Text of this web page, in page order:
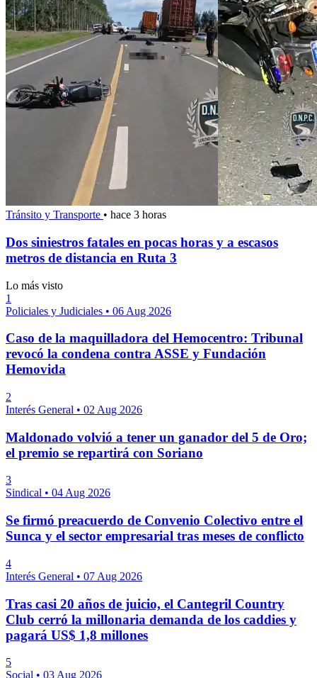
Tránsito y Transporte • hace 3 horas
Dos siniestros fatales en pocas horas y a escasos
metros de distancia en Ruta 3
Lo más visto
1
Policiales y Judiciales • 06 Aug 2026
Caso de la maquilladora del Hemocentro: Tribunal
revocó la condena contra ASSE y Fundación
Hemovida
2
Interés General • 02 Aug 2026
Maldonado volvió a tener un ganador del 5 de Oro;
el premio se repartirá con Soriano
3
Sindical • 04 Aug 2026
Se firmó preacuerdo de Convenio Colectivo entre el
Sunca y el sector empresarial tras meses de conflicto
4
Interés General • 07 Aug 2026
Tras casi 20 años de juicio, el Cantegril Country
Club cerró la millonaria demanda de los caddies y
pagará US$ 1,8 millones
5
Social • 03 Aug 2026